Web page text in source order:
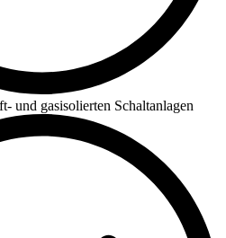
und gasisolierten Schaltanlagen